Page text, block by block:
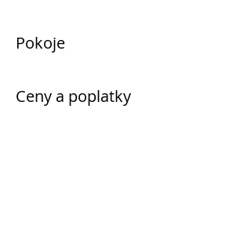
Pokoje
Ceny a poplatky